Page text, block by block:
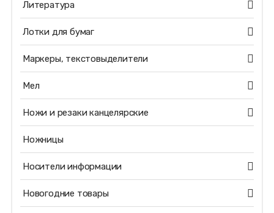
Литература
Лотки для бумаг
Маркеры, текстовыделители
Мел
Ножи и резаки канцелярские
Ножницы
Носители информации
Новогодние товары